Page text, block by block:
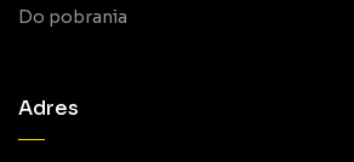
Do pobrania
Adres